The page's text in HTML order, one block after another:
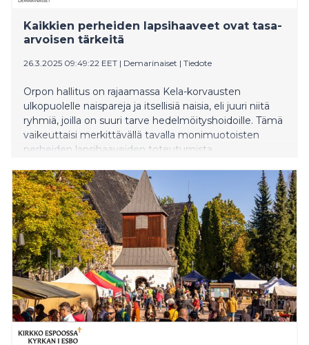
Kaikkien perheiden lapsihaaveet ovat tasa-
arvoisen tärkeitä
26.3.2025 09:49:22 EET | Demarinaiset | Tiedote
Orpon hallitus on rajaamassa Kela-korvausten
ulkopuolelle naispareja ja itsellisiä naisia, eli juuri niitä
ryhmiä, joilla on suuri tarve hedelmöityshoidoille. Tämä
vaikeuttaisi merkittävällä tavalla monimuotoisten
perheiden lapsihaaveiden toteutumista.